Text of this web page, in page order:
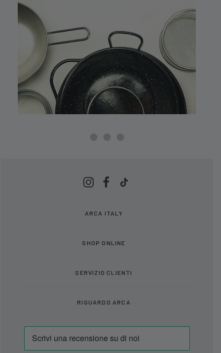
ARCA ITALY
SHOP ONLINE
SERVIZIO CLIENTI
RIGUARDO ARCA